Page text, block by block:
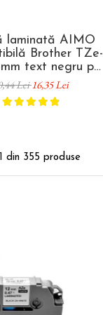
laminată AIMO
Brother TZe-
mm text negru pe
identificare
inventariere și
profesională
Lei16,35 Lei
din 355 produse